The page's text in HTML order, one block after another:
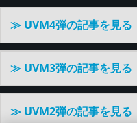
≫ UVM4弾の記事を見る
≫ UVM3弾の記事を見る
≫ UVM2弾の記事を見る